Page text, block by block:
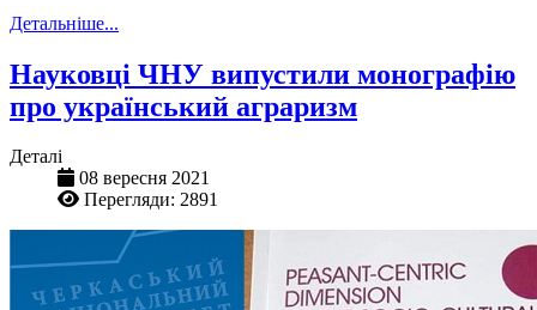
Детальніше...
Науковці ЧНУ випустили монографію
про український аграризм
Деталі
08 вересня 2021
Перегляди: 2891